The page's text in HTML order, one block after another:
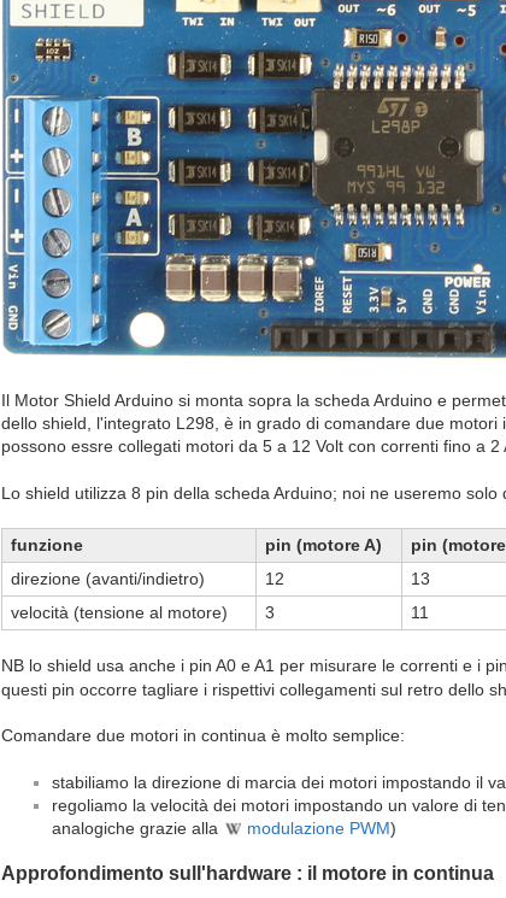
Il Motor Shield Arduino si monta sopra la scheda Arduino e
dello shield, l'integrato L298, è in grado di comandare due
possono essre collegati motori da 5 a 12 Volt con correnti fino a 2
Lo shield utilizza 8 pin della scheda Arduino; noi ne useremo solo
funzione pin (motore A)
pin
direzione (avanti/indietro)
12
13
velocità (tensione al motore)
3 11
NB lo shield usa anche i pin A0 e A1 per misurare le correnti e i
questi pin occorre tagliare i rispettivi collegamenti sul retro dello
Comandare due motori in continua è molto semplice:
stabiliamo la direzione di marcia dei motori impostando il
regoliamo la velocità dei motori impostando un valore di
analogiche grazie alla
modulazione PWM)
Approfondimento sull'hardware : il motore in continua